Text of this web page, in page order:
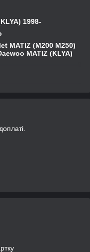
1998-
MATIZ (M200 M250)
MATIZ (KLYA)